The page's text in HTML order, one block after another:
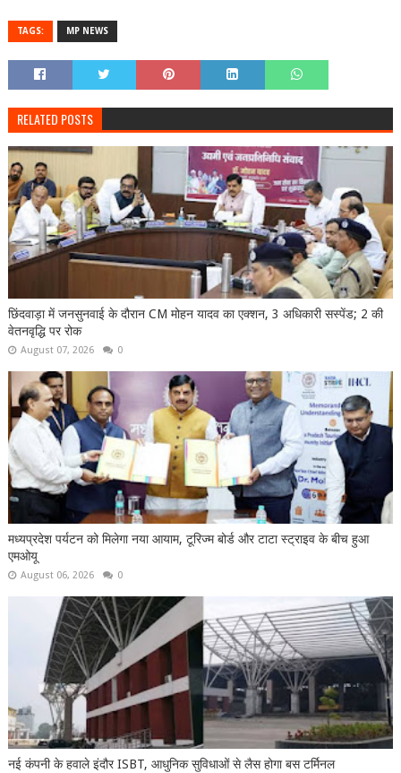
TAGS: MP NEWS
RELATED POSTS
छिंदवाड़ा में जनसुनवाई के दौरान CM मोहन यादव का एक्शन, 3 अधिकारी सस्पेंड; 2 की
वेतनवृद्धि पर रोक
August 07, 2026 0
मध्यप्रदेश पर्यटन को मिलेगा नया आयाम, टूरिज्म बोर्ड और टाटा स्ट्राइव के बीच हुआ
एमओयू
August 06, 2026 0
नई कंपनी के हवाले इंदौर ISBT, आधुनिक सुविधाओं से लैस होगा बस टर्मिनल